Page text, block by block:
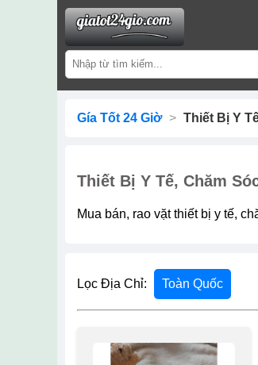
Gía Tốt 24 Giờ > Thiết Bị Y
Thiết Bị Y Tế, Chăm
Mua bán, rao vặt thiết bị y tế,
Lọc Địa Chỉ: Toàn Quốc